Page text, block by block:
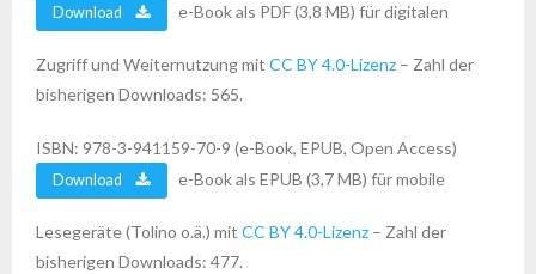
Download e-Book als PDF (3,8 MB) für digitalen
Zugriff und Weiternutzung mit CC BY 4.0-Lizenz – Zahl der
bisherigen Downloads: 565.
ISBN: 978-3-941159-70-9 (e-Book, EPUB, Open Access)
Download e-Book als EPUB (3,7 MB) für mobile
Lesegeräte (Tolino o.ä.) mit CC BY 4.0-Lizenz – Zahl der
bisherigen Downloads: 477.